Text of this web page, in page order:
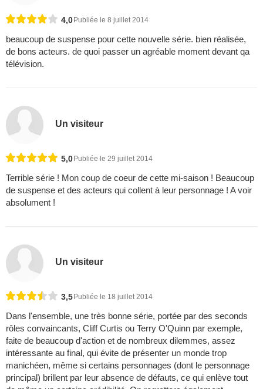
4,0 Publiée le 8 juillet 2014
beaucoup de suspense pour cette nouvelle série. bien réalisée,
de bons acteurs. de quoi passer un agréable moment devant qa
télévision.
Un visiteur
5,0Publiée le 29 juillet 2014
Terrible série ! Mon coup de coeur de cette mi-saison ! Beaucoup
de suspense et des acteurs qui collent à leur personnage ! A voir
absolument !
Un visiteur
3,5Publiée le 18 juillet 2014
Dans l'ensemble, une très bonne série, portée par des seconds
rôles convaincants, Cliff Curtis ou Terry O'Quinn par exemple,
faite de beaucoup d'action et de nombreux dilemmes, assez
intéressante au final, qui évite de présenter un monde trop
manichéen, même si certains personnages (dont le personnage
principal) brillent par leur absence de défauts, ce qui enlève tout